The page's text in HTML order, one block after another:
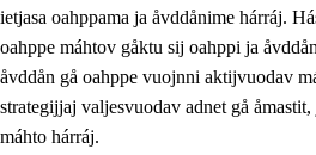
2.3 Vuodulasj tjehpudagá
Oahppat oahppat
Doaresfágalasj tiemá
ietjasa oahppama ja åvddånime hárráj.
oahppe máhtov gåktu sij oahppi ja
åvddån gå oahppe vuojnni aktijvuodav
strategijjaj valjesvuodav adnet gå
máhto hárráj.